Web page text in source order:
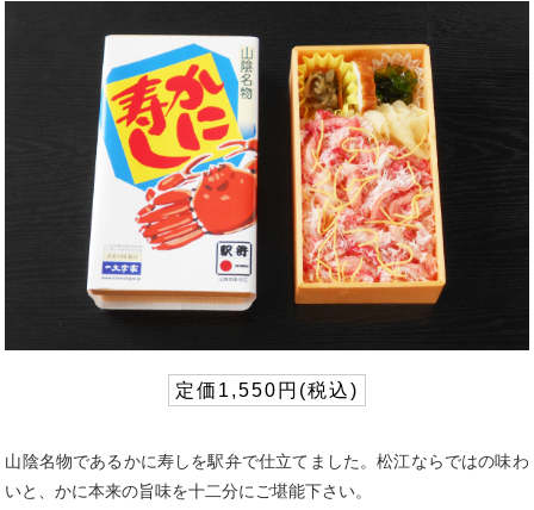
定価1,550円(税込)
山陰名物であるかに寿しを駅弁で仕立てました。松江ならではの味わ
いと、かに本来の旨味を十二分にご堪能下さい。